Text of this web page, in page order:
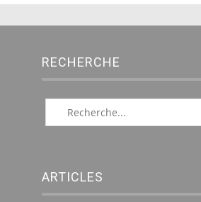
RECHERCHE
ARTICLES